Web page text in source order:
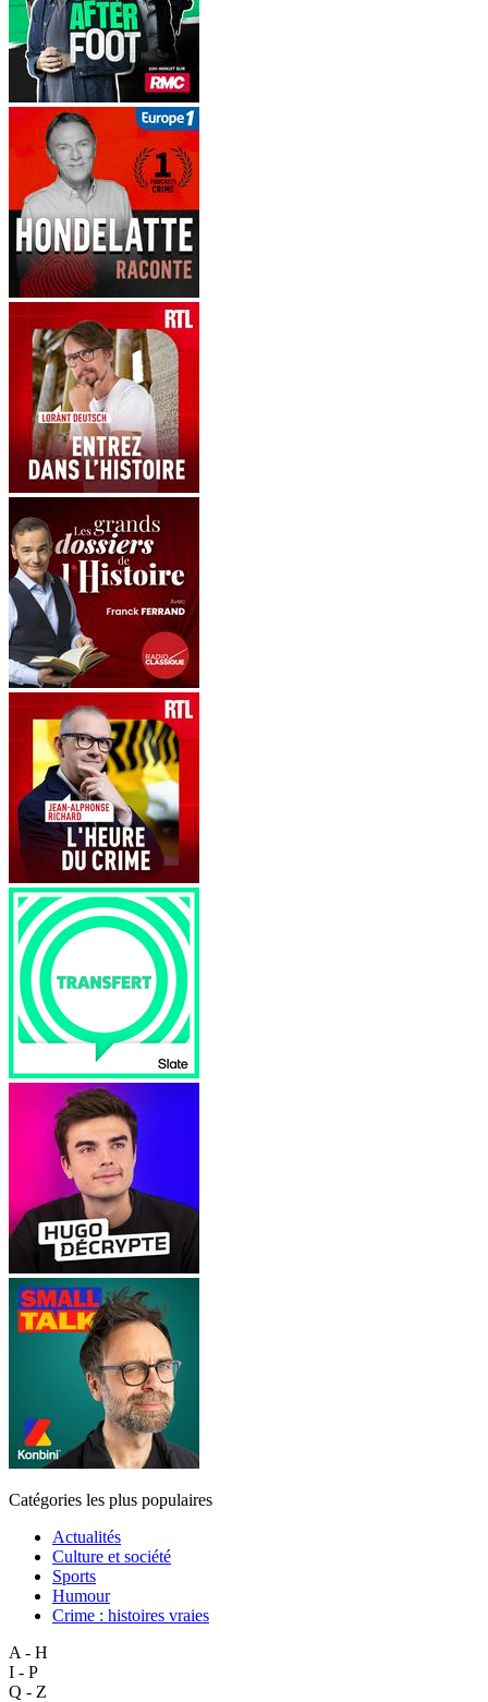
Catégories les plus populaires
Actualités
Culture et société
Sports
Humour
Crime : histoires vraies
A - H
I - P
Q - Z